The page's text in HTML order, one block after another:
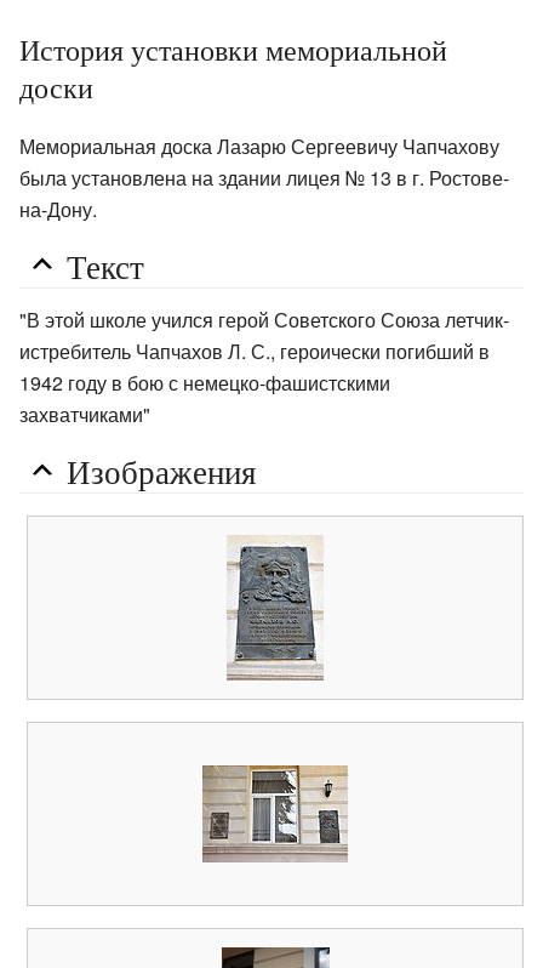
История установки мемориальной
доски
Мемориальная доска Лазарю Сергеевичу Чапчахову
была установлена на здании лицея № 13 в г. Ростове-
на-Дону.
Текст
"В этой школе учился герой Советского Союза летчик-
истребитель Чапчахов Л. С., героически погибший в
1942 году в бою с немецко-фашистскими
захватчиками"
Изображения